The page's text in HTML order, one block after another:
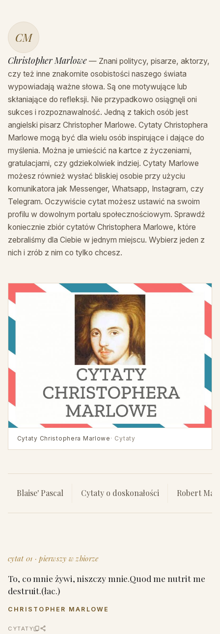
CM
Christopher Marlowe — Znani politycy, pisarze, aktorzy,
czy też inne znakomite osobistości naszego świata
wypowiadają ważne słowa. Są one motywujące lub
skłaniające do refleksji. Nie przypadkowo osiągnęli oni
sukces i rozpoznawalność. Jedną z takich osób jest
angielski pisarz Christopher Marlowe. Cytaty Christophera
Marlowe mogą być dla wielu osób inspirujące i dające do
myślenia. Można je umieścić na kartce z życzeniami,
gratulacjami, czy gdziekolwiek indziej. Cytaty Marlowe
możesz również wysłać bliskiej osobie przy użyciu
komunikatora jak Messenger, Whatsapp, Instagram, czy
Telegram. Oczywiście cytat możesz ustawić na swoim
profilu w dowolnym portalu społecznościowym. Sprawdź
koniecznie zbiór cytatów Christophera Marlowe, które
zebraliśmy dla Ciebie w jednym miejscu. Wybierz jeden z
nich i zrób z nim co tylko chcesz.
Cytaty Christophera Marlowe · Cytaty
Blaise' Pascal Cytaty o doskonałości Robert
cytat 01 · pierwszy w zbiorze
To, co mnie żywi, niszczy mnie.Quod me nutrit me
destruit.(łac.)
CHRISTOPHER MARLOWE
CYTATY